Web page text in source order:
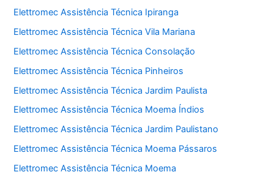
Elettromec Assistência Técnica Ipiranga
Elettromec Assistência Técnica Vila Mariana
Elettromec Assistência Técnica Consolação
Elettromec Assistência Técnica Pinheiros
Elettromec Assistência Técnica Jardim Paulista
Elettromec Assistência Técnica Moema Índios
Elettromec Assistência Técnica Jardim Paulistano
Elettromec Assistência Técnica Moema Pássaros
Elettromec Assistência Técnica Moema